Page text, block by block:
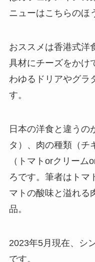
ニューはこちらのほ
おススメは香港式洋
具材にチーズをかけ
わゆるドリアやグラ
す。
日本の洋食と違うの
タ）、 肉の種類（チ
（トマトorクリーム
ろです。筆者はトマ
マトの酸味 と 溢れる
品。
2023年5月現在、シ
です。